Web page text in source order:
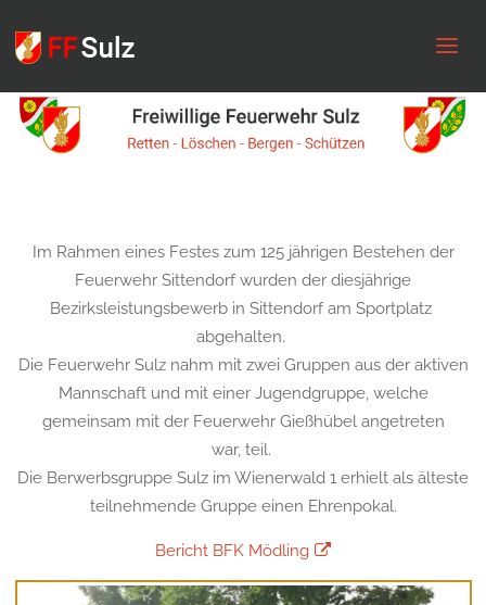
Im Rahmen eines Festes zum 125 jährigen Bestehen der
Feuerwehr Sittendorf wurden der diesjährige
Bezirksleistungsbewerb in Sittendorf am Sportplatz
abgehalten.
Die Feuerwehr Sulz nahm mit zwei Gruppen aus der aktiven
Mannschaft und mit einer Jugendgruppe, welche
gemeinsam mit der Feuerwehr Gießhübel angetreten
war, teil.
Die Berwerbsgruppe Sulz im Wienerwald 1 erhielt als älteste
teilnehmende Gruppe einen Ehrenpokal.
Bericht BFK Mödling